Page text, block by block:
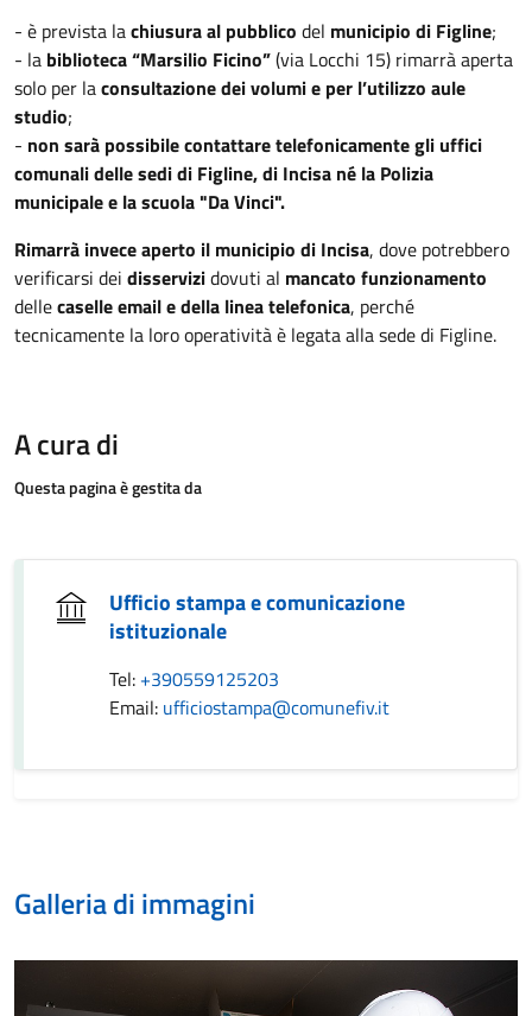
- è prevista lachiusura al pubblico del municipio di Figline;
- la biblioteca “Marsilio Ficino”(via Locchi 15) rimarrà aperta
solo per laconsultazione dei volumi e per l’utilizzo aule
studio;
- non sarà possibile contattare telefonicamente gli uffici
comunali delle sedi di Figline, di Incisa né la Polizia
municipale e la scuola "Da Vinci".
Rimarrà invece aperto il municipio di Incisa, dove potrebbero
verificarsi dei disservizidovuti al mancato funzionamento
dellecaselle email e della linea telefonica, perché
tecnicamente la loro operatività è legata alla sede di Figline.
A cura di
Questa pagina è gestita da
Ufficio stampa e comunicazione
istituzionale
Tel: +390559125203
Email: ufficiostampa@comunefiv.it
Galleria di immagini